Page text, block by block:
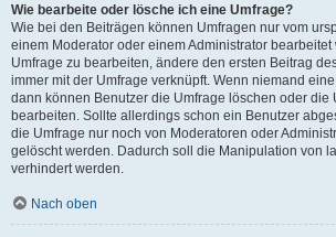
Wie bearbeite oder lösche ich eine Umfrage?
Wie bei den Beiträgen können Umfragen nur vom
einem Moderator oder einem Administrator bearbeitet
Umfrage zu bearbeiten, ändere den ersten Beitrag
immer mit der Umfrage verknüpft. Wenn niemand
dann können Benutzer die Umfrage löschen oder die
bearbeiten. Sollte allerdings schon ein Benutzer
die Umfrage nur noch von Moderatoren oder
gelöscht werden. Dadurch soll die Manipulation von
verhindert werden.
Nach oben